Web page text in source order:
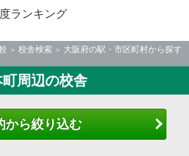
ランキング
校舎検索
大阪府の駅・市区町村から探す
周辺の校舎
から絞り込む